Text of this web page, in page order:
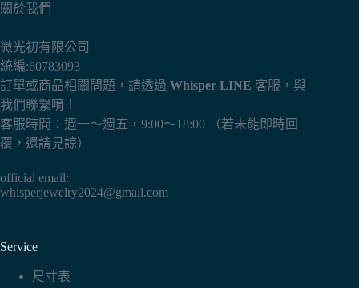
選
選
關於我們
微光初有限公司
統編:60783093
訂單或商品相關問題，請透過 Whisper LINE 客服，與
我們聯繫唷！
客服時間：週一～週五，9:00～18:00 （若未能即時回
覆，還請見諒）
official email:
whisperjewelry2024@gmail.com
Service
尺寸表